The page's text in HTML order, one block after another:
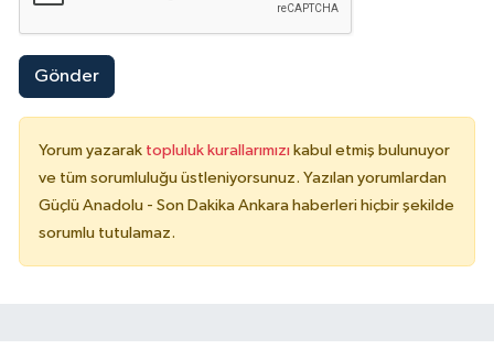
Gönder
Yorum yazarak topluluk kurallarımızı kabul etmiş bulunuyor
ve tüm sorumluluğu üstleniyorsunuz. Yazılan yorumlardan
Güçlü Anadolu - Son Dakika Ankara haberleri hiçbir şekilde
sorumlu tutulamaz.